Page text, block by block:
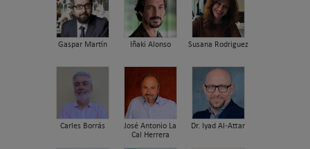
Gaspar Martín Iñaki Alonso Susana Rodriguez
Carles Borrás
José Antonio La
Cal Herrera
Dr. Iyad Al-Attar